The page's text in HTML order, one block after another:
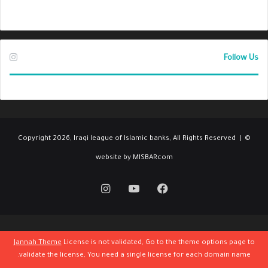
Jannah ThemeLicense is not validated, Go to the theme options page to
validate the license, You need a single license for each domain name.
Follow Us
© Copyright 2026, Iraqi league of Islamic banks, All Rights Reserved |
website by MISBARcom
فيسبوك‫YouTubeانستقرام